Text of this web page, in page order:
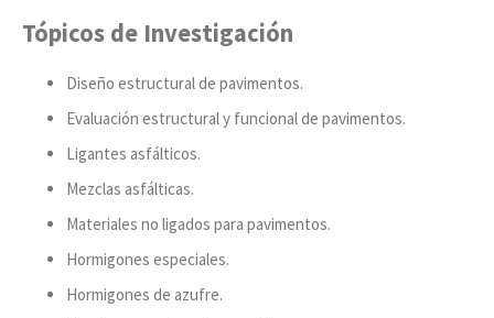
Tópicos de Investigación
Diseño estructural de pavimentos.
Evaluación estructural y funcional de pavimentos.
Ligantes asfálticos.
Mezclas asfálticas.
Materiales no ligados para pavimentos.
Hormigones especiales.
Hormigones de azufre.